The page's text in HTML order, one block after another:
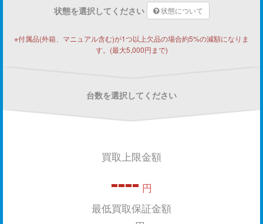
状態を選択してください 状態について
※付属品(外箱、マニュアル含む)が1つ以上欠品の場合約5%の減額になりま
す。(最大5,000円まで)
台数を選択してください
買取上限金額
---- 円
最低買取保証金額